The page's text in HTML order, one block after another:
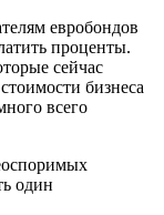
евробондов
проценты.
сейчас
бизнеса
всего
один